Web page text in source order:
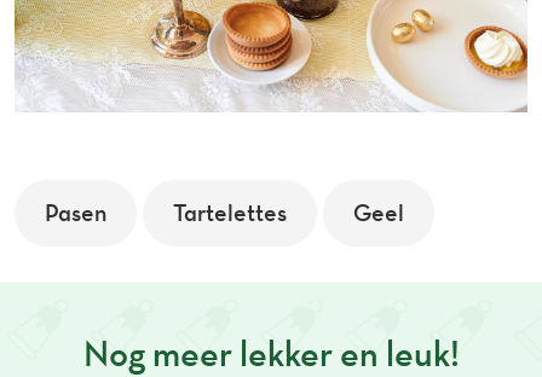
Pasen Tartelettes Geel
Nog meer lekker en leuk!